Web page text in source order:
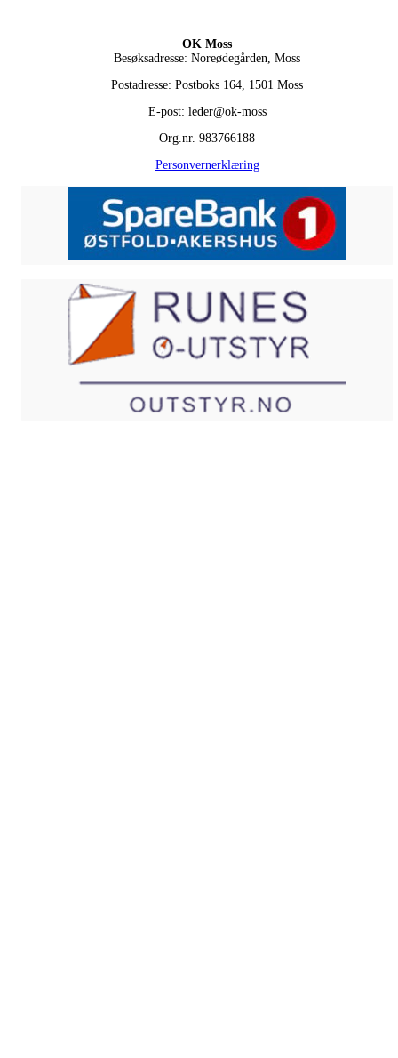
OK Moss
Besøksadresse: Noreødegården, Moss
Postadresse: Postboks 164, 1501 Moss
E-post: leder@ok-moss
Org.nr. 983766188
Personvernerklæring